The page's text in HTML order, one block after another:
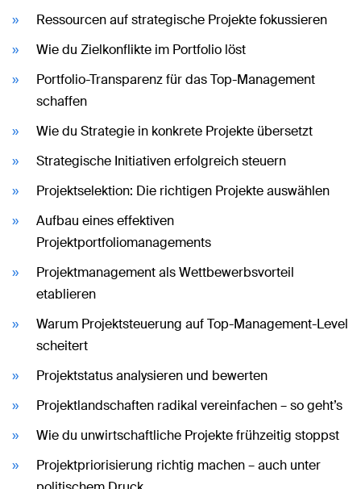
Ressourcen auf strategische Projekte fokussieren
Wie du Zielkonflikte im Portfolio löst
Portfolio-Transparenz für das Top-Management
schaffen
Wie du Strategie in konkrete Projekte übersetzt
Strategische Initiativen erfolgreich steuern
Projektselektion: Die richtigen Projekte auswählen
Aufbau eines effektiven
Projektportfoliomanagements
Projektmanagement als Wettbewerbsvorteil
etablieren
Warum Projektsteuerung auf Top-Management-Level
scheitert
Projektstatus analysieren und bewerten
Projektlandschaften radikal vereinfachen – so geht’s
Wie du unwirtschaftliche Projekte frühzeitig stoppst
Projektpriorisierung richtig machen – auch unter